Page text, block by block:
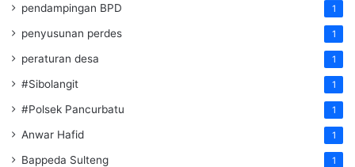
pendampingan BPD 1
penyusunan perdes 1
peraturan desa 1
#Sibolangit 1
#Polsek Pancurbatu 1
Anwar Hafid 1
Bappeda Sulteng 1